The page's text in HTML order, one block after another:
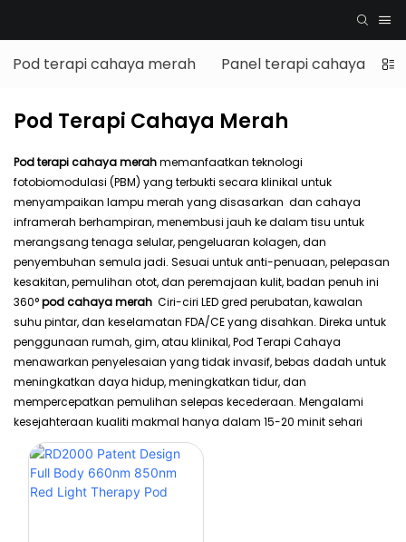
Pod terapi cahaya merah Panel terapi cahaya
Pod Terapi Cahaya Merah
Pod terapi cahaya merahmemanfaatkan teknologi
fotobiomodulasi (PBM) yang terbukti secara klinikal untuk
menyampaikan lampu merah yang disasarkan dan cahaya
inframerah berhampiran, menembusi jauh ke dalam tisu untuk
merangsang tenaga selular, pengeluaran kolagen, dan
penyembuhan semula jadi. Sesuai untuk anti-penuaan, pelepasan
kesakitan, pemulihan otot, dan peremajaan kulit, badan penuh ini
360°pod cahaya merah Ciri-ciri LED gred perubatan, kawalan
suhu pintar, dan keselamatan FDA/CE yang disahkan. Direka untuk
penggunaan rumah, gim, atau klinikal, Pod Terapi Cahaya
menawarkan penyelesaian yang tidak invasif, bebas dadah untuk
meningkatkan daya hidup, meningkatkan tidur, dan
mempercepatkan pemulihan selepas kecederaan. Mengalami
kesejahteraan kualiti makmal hanya dalam 15-20 minit sehari